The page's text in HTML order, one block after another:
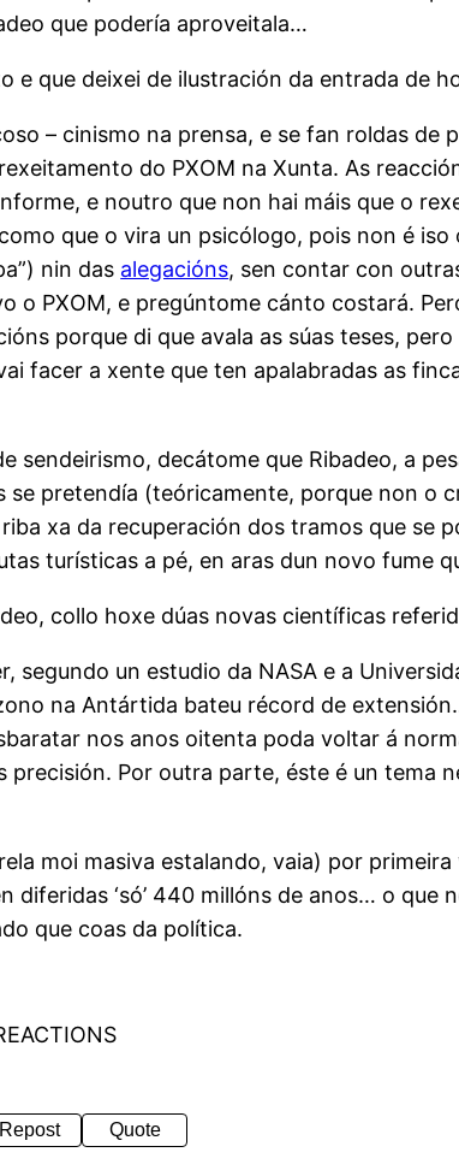
que podería aproveitala…
que deixei de ilustración da entrada de
– cinismo na prensa, e se fan roldas
do PXOM na Xunta. As
e noutro que non hai máis que o
que o vira un psicólogo, pois non é iso
nin das alegacións, sen contar con
o PXOM, e pregúntome cánto costará.
porque di que avala as súas teses,
facer a xente que ten apalabradas as
sendeirismo, decátome que Ribadeo, a
se pretendía (teóricamente, porque non o
xa da recuperación dos tramos que se
turísticas a pé, en aras dun novo fume
collo hoxe dúas novas científicas
segundo un estudio da NASA e a
na Antártida bateu récord de
nos anos oitenta poda voltar á
precisión. Por outra parte, éste é un tema
moi masiva estalando, vaia) por
diferidas ‘só’ 440 millóns de anos… o que
que coas da política.
Repost Quote